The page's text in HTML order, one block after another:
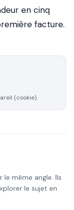
en cinq
facture.
(cookie).
le même angle. Ils
le sujet en